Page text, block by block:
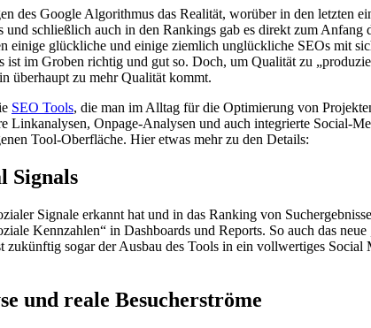
des Google Algorithmus das Realität, worüber in den letzten
schließlich auch in den Rankings gab es direkt zum
einige glückliche und einige ziemlich unglückliche SEOs mit
ist im Groben richtig und gut so. Doch, um Qualität zu
überhaupt zu mehr Qualität kommt.
SEO Tools, die man im Alltag für die Optimierung von
Linkanalysen, Onpage-Analysen und auch integrierte
Tool-Oberfläche. Hier etwas mehr zu den Details:
Signals
Signale erkannt hat und in das Ranking von
Kennzahlen“ in Dashboards und Reports. So auch das
zukünftig sogar der Ausbau des Tools in ein vollwertiges
und reale Besucherströme